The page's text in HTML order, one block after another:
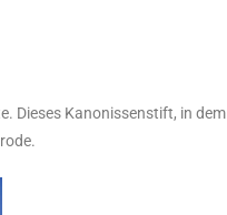
Dieses Kanonissenstift, in dem